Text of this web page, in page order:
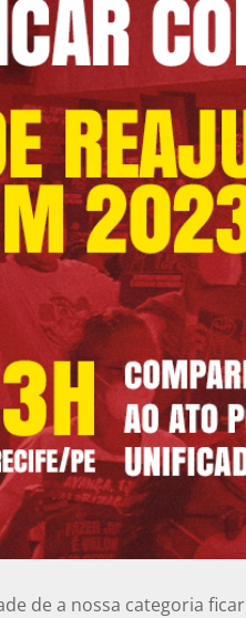
de a nossa categoria ficar